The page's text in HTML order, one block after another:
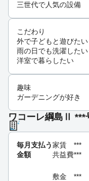
三世代で人気の設備
こだわり
外で子どもと遊びたい
雨の日でも洗濯したい
洋室で暮らしたい
趣味
ガーデニングが好き
ワコーレ綱島Ⅱ ***
毎月支払う
金額
家賃
***
共益費***
敷金
***